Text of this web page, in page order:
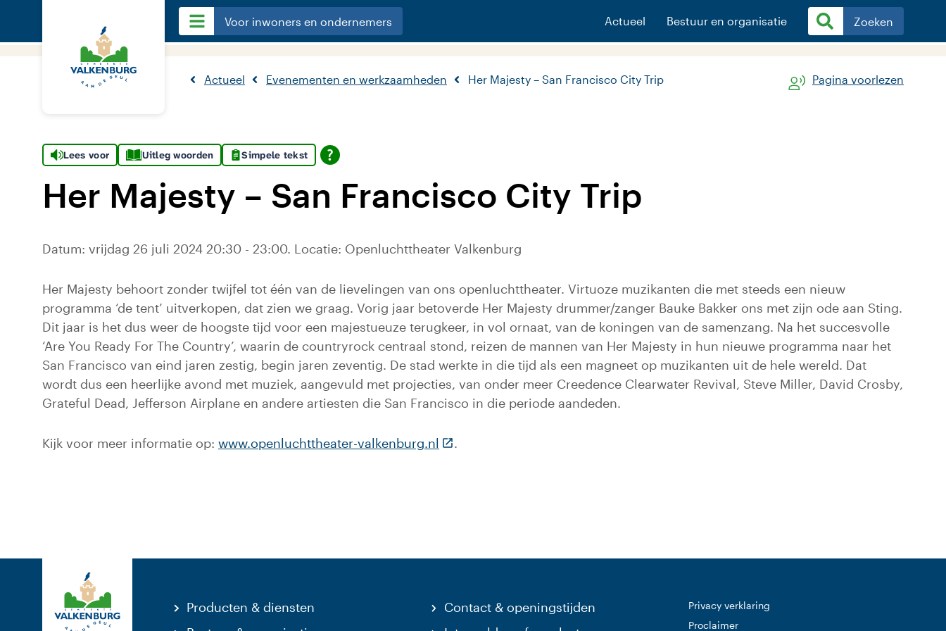
Voor inwoners en ondernemers Actueel Bestuur en organisatie Zoeken
Actueel Evenementen en werkzaamheden Her Majesty – San Francisco City Trip Pagina voorlezen
Lees voor Uitleg woorden Simpele tekst
Her Majesty – San Francisco City Trip
Datum: vrijdag 26 juli 2024 20:30 - 23:00. Locatie: Openluchttheater Valkenburg
Her Majesty behoort zonder twijfel tot één van de lievelingen van ons openluchttheater. Virtuoze muzikanten die met steeds een nieuw
programma ‘de tent’ uitverkopen, dat zien we graag. Vorig jaar betoverde Her Majesty drummer/zanger Bauke Bakker ons met zijn ode aan Sting.
Dit jaar is het dus weer de hoogste tijd voor een majestueuze terugkeer, in vol ornaat, van de koningen van de samenzang. Na het succesvolle
‘Are You Ready For The Country’, waarin de countryrock centraal stond, reizen de mannen van Her Majesty in hun nieuwe programma naar het
San Francisco van eind jaren zestig, begin jaren zeventig. De stad werkte in die tijd als een magneet op muzikanten uit de hele wereld. Dat
wordt dus een heerlijke avond met muziek, aangevuld met projecties, van onder meer Creedence Clearwater Revival, Steve Miller, David Crosby,
Grateful Dead, Jefferson Airplane en andere artiesten die San Francisco in die periode aandeden.
Kijk voor meer informatie op: www.openluchttheater-valkenburg.nl (Deze link gaat naar een externe website)
.
Producten & diensten
Contact & openingstijden
Privacy verklaring
Proclaimer